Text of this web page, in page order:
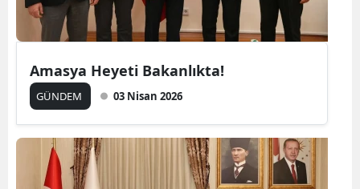
Amasya Heyeti Bakanlıkta!
GÜNDEM 03 Nisan 2026